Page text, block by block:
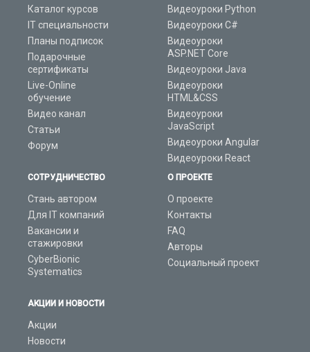
Каталог курсов
IT специальности
Планы подписок
Подарочные
сертификаты
Live-Online
обучение
Видео канал
Статьи
Форум
Видеоуроки Python
Видеоуроки C#
Видеоуроки
ASP.NET Core
Видеоуроки Java
Видеоуроки
HTML&CSS
Видеоуроки
JavaScript
Видеоуроки Angular
Видеоуроки React
СОТРУДНИЧЕСТВО
Стань автором
Для IT компаний
Вакансии и
стажировки
CyberBionic
Systematics
АКЦИИ И НОВОСТИ
Акции
Новости
О ПРОЕКТЕ
О проекте
Контакты
FAQ
Авторы
Социальный проект